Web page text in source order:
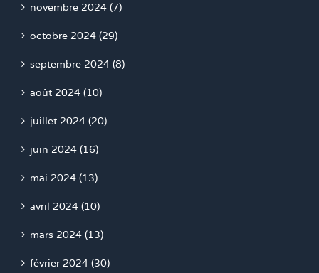
novembre 2024 (7)
octobre 2024 (29)
septembre 2024 (8)
août 2024 (10)
juillet 2024 (20)
juin 2024 (16)
mai 2024 (13)
avril 2024 (10)
mars 2024 (13)
février 2024 (30)